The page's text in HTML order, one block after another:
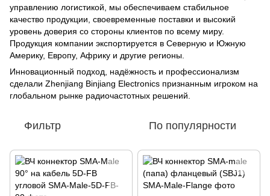
управлению логистикой, мы обеспечиваем стабильное
качество продукции, своевременные поставки и высокий
уровень доверия со стороны клиентов по всему миру.
Продукция компании экспортируется в Северную и Южную
Америку, Европу, Африку и другие регионы.
Инновационный подход, надёжность и профессионализм
сделали Zhenjiang Binjiang Electronics признанным игроком на
глобальном рынке радиочастотных решений.
Фильтр По популярности